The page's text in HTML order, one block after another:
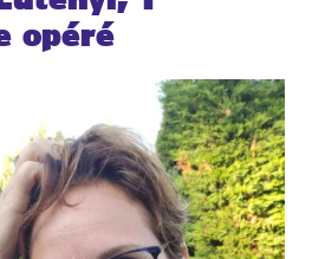
opéré